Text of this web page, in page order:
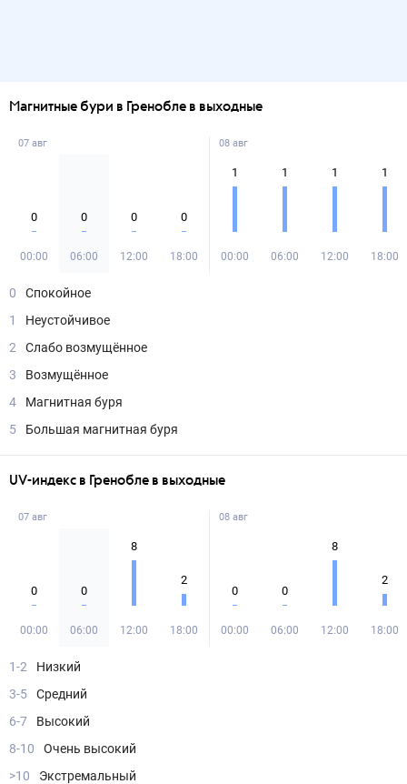
Магнитные бури в Гренобле в выходные
07 авг
0
00:00
0
06:00
0
12:00
0
18:00
08 авг
1
00:00
1
06:00
1
12:00
1
18:00
0
Спокойное
1
Неустойчивое
2
Слабо возмущённое
3
Возмущённое
4
Магнитная буря
5
Большая магнитная буря
UV-индекс в Гренобле в выходные
07 авг
0
00:00
0
06:00
8
12:00
2
18:00
08 авг
0
00:00
0
06:00
8
12:00
2
18:00
1-2
Низкий
3-5
Средний
6-7
Высокий
8-10
Очень высокий
>10
Экстремальный